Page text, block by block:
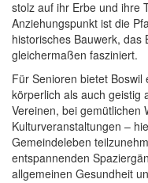
stolz auf ihr Erbe und ihre
Anziehungspunkt ist die
historisches Bauwerk, das
gleichermaßen fasziniert.
Für Senioren bietet Boswil
körperlich als auch geistig
Vereinen, bei gemütlichen
Kulturveranstaltungen –
Gemeindeleben
entspannenden
allgemeinen Gesundheit